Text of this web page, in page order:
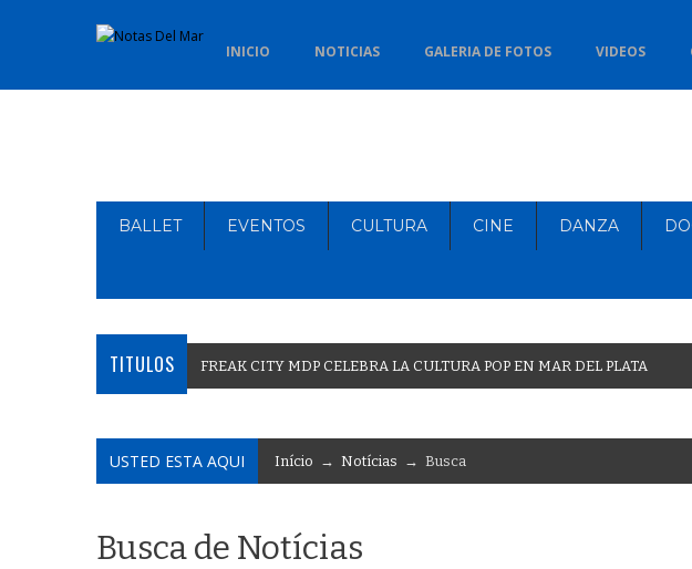
INICIO NOTICIAS GALERIA DE FOTOS VIDEOS
BALLET EVENTOS CULTURA CINE DANZA
TITULOS FREAK CITY MDP CELEBRA LA CULTURA POP EN MAR DEL PLATA
USTED ESTA AQUI Início → Notícias → Busca
Busca de Notícias